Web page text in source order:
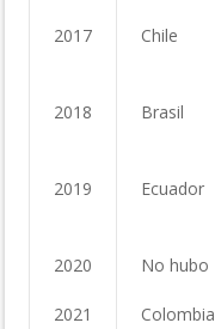
2017 Chile
2018 Brasil
2019 Ecuador
2020 No hubo
2021 Colombia